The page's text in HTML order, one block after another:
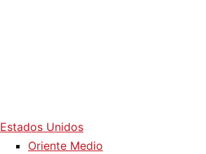
Estados Unidos
Oriente Medio